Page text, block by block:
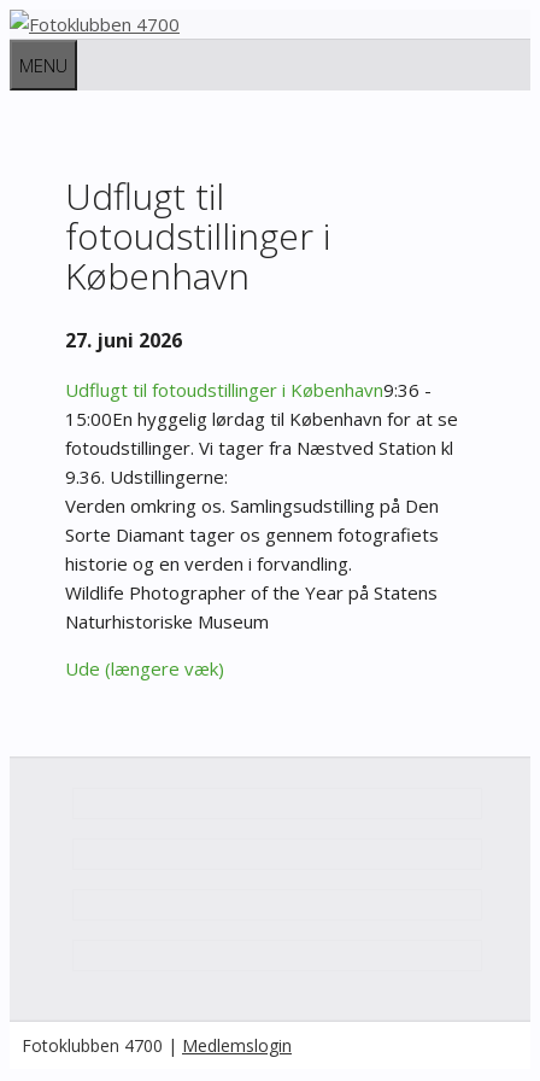
Hop
MENU
Udflugt til
fotoudstillinger i
København
27. juni 2026
Udflugt til fotoudstillinger i København9:36 -
15:00En hyggelig lørdag til København for at se
fotoudstillinger. Vi tager fra Næstved Station kl
9.36. Udstillingerne:
Verden omkring os. Samlingsudstilling på Den
Sorte Diamant tager os gennem fotografiets
historie og en verden i forvandling.
Wildlife Photographer of the Year på Statens
Naturhistoriske Museum
Ude (længere væk)
Fotoklubben 4700 | Medlemslogin